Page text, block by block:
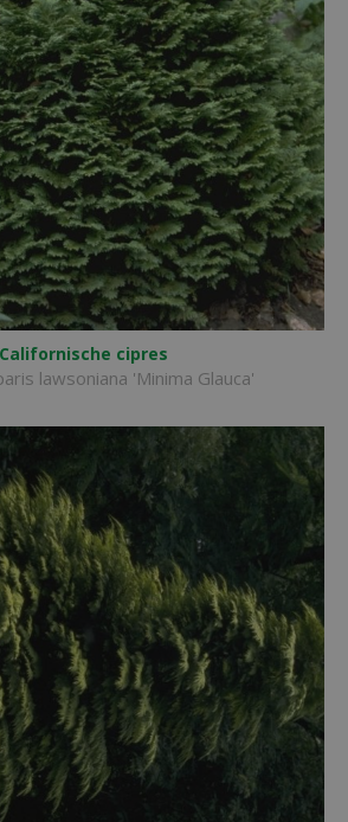
Californische cipres
lawsoniana 'Minima Glauca'